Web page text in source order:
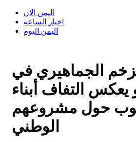
اليمن الان
اخبار الساعه
اليمن اليوم
الجماهيري في
يعكس التفاف أبناء
حول مشروعهم
الوطني